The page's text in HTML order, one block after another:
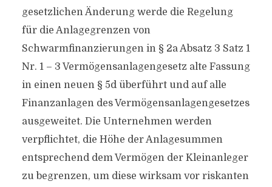
gesetzlichen Änderung werde die Regelung
für die Anlagegrenzen von
Schwarmfinanzierungen in § 2a Absatz 3 Satz 1
Nr. 1 – 3 Vermögensanlagengesetz alte Fassung
in einen neuen § 5d überführt und auf alle
Finanzanlagen des Vermögensanlagengesetzes
ausgeweitet. Die Unternehmen werden
verpflichtet, die Höhe der Anlagesummen
entsprechend dem Vermögen der Kleinanleger
zu begrenzen, um diese wirksam vor riskanten